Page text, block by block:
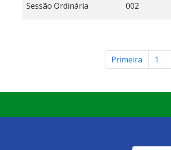
Sessão Ordinária 002
Primeira 1